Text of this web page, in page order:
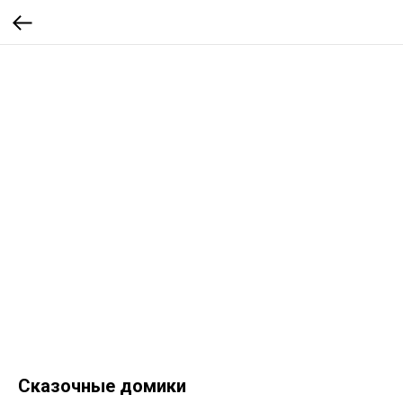
Сказочные домики